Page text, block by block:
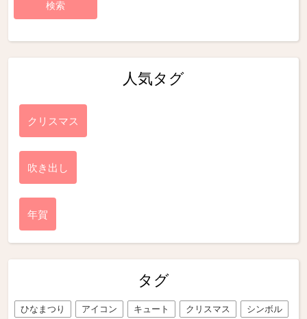
人気タグ
クリスマス
吹き出し
年賀
タグ
ひなまつり アイコン キュート クリスマス
シンボル